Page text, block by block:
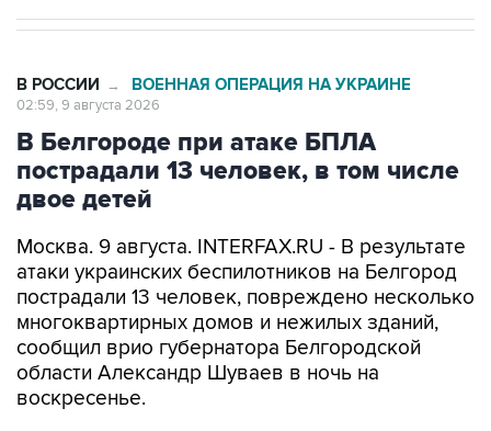
В РОССИИ → ВОЕННАЯ ОПЕРАЦИЯ НА УКРАИНЕ
02:59, 9 августа 2026
В Белгороде при атаке БПЛА
пострадали 13 человек, в том числе
двое детей
Москва. 9 августа. INTERFAX.RU - В результате
атаки украинских беспилотников на Белгород
пострадали 13 человек, повреждено несколько
многоквартирных домов и нежилых зданий,
сообщил врио губернатора Белгородской
области Александр Шуваев в ночь на
воскресенье.